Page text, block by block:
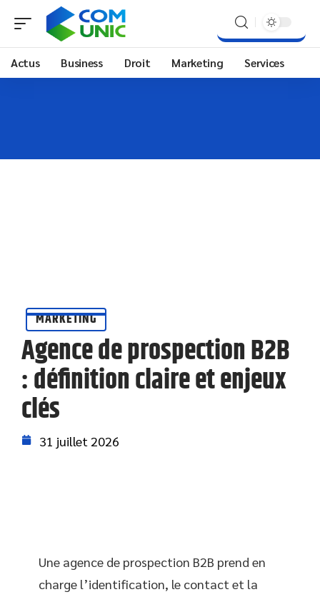
Actus Business Droit Marketing Services
MARKETING
Agence de prospection B2B
: définition claire et enjeux
clés
31 juillet 2026
Une agence de prospection B2B prend en
charge l’identification, le contact et la